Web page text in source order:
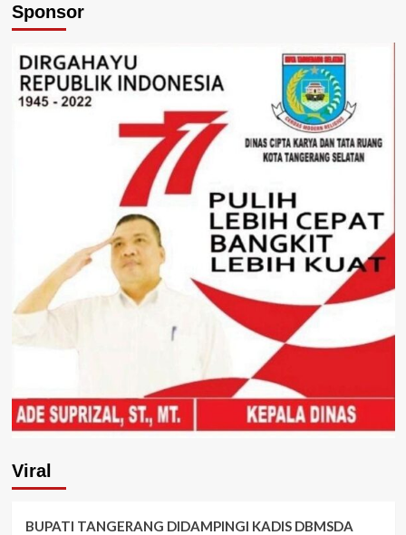
Sponsor
Viral
BUPATI TANGERANG DIDAMPINGI KADIS DBMSDA